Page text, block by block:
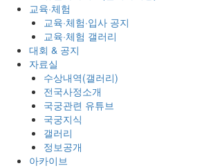
교육·체험
교육·체험·입사 공지
교육·체험 갤러리
대회 & 공지
자료실
수상내역(갤러리)
전국사정소개
국궁관련 유튜브
국궁지식
갤러리
정보공개
아카이브